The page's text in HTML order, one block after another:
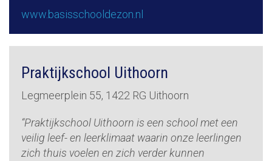
www.basisschooldezon.nl
Praktijkschool Uithoorn
Legmeerplein 55, 1422 RG Uithoorn
“Praktijkschool Uithoorn is een school met een
veilig leef- en leerklimaat waarin onze leerlingen
zich thuis voelen en zich verder kunnen